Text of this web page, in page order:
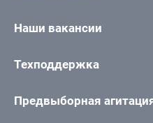
Наши вакансии
Техподдержка
Предвыборная